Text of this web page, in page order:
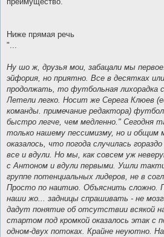
Ниже прямая речь
"...
Ну шо ж, друзья мои, забацали мы
эйфория, но приятно. Все в десятках
продолжать, то футбольная лихорадка
Летели легко. Носит же Серега Клюев
команды. примечание редактора)
быстро легче, чем медленно." Сегодня
только нашему пессимизму, но и общим
оказалось, что погода случилась
все и вдули. Но мы, как совсем уж
с Антоном и вдули первыми. Ушли
группе потенциальных лидеров, не в
Просто по наитию. Объяснить сложно.
наши жо... задницы спрашивать - не
дадут понятие об отсутствии всякой
стартом под кромкой оказалось этак с
одном-двух потоках. Крайне неуютно.